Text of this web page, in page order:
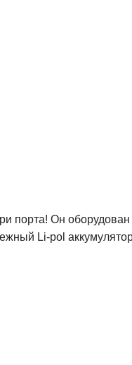
порта! Он
Li-pol